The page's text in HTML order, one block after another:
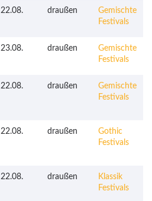
22.08. draußen
Gemischte
Festivals
23.08. draußen
Gemischte
Festivals
22.08. draußen
Gemischte
Festivals
22.08. draußen
Gothic
Festivals
22.08. draußen
Klassik
Festivals